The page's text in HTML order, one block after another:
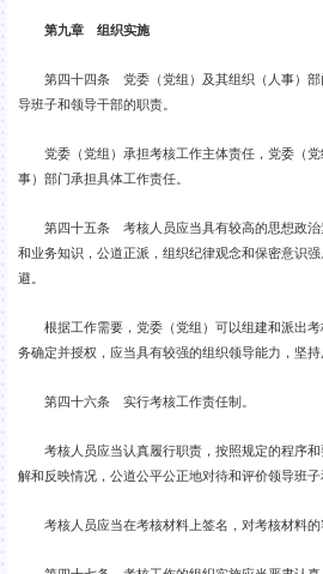
第九章 组织实施
第四十四条 党委（党组）及其组织（人事）部
导班子和领导干部的职责。
党委（党组）承担考核工作主体责任，党委（党
事）部门承担具体工作责任。
第四十五条 考核人员应当具有较高的思想政治
和业务知识，公道正派，组织纪律观念和保密意识
避。
根据工作需要，党委（党组）可以组建和派出考
务确定并授权，应当具有较强的组织领导能力，坚持
第四十六条 实行考核工作责任制。
考核人员应当认真履行职责，按照规定的程序和
解和反映情况，公道公平公正地对待和评价领导班子
考核人员应当在考核材料上签名，对考核材料的